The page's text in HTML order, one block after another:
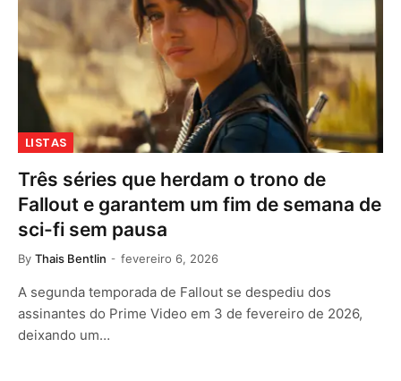
LISTAS
Três séries que herdam o trono de
Fallout e garantem um fim de semana de
sci-fi sem pausa
By Thais Bentlin fevereiro 6, 2026
A segunda temporada de Fallout se despediu dos
assinantes do Prime Video em 3 de fevereiro de 2026,
deixando um…